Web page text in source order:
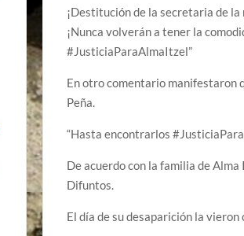
¡Destitución de la secretaria de la
¡Nunca volverán a tener la
#JusticiaParaAlmaItzel”
En otro comentario manifestaron
Peña.
“Hasta encontrarlos
De acuerdo con la familia de
Difuntos.
El día de su desaparición la